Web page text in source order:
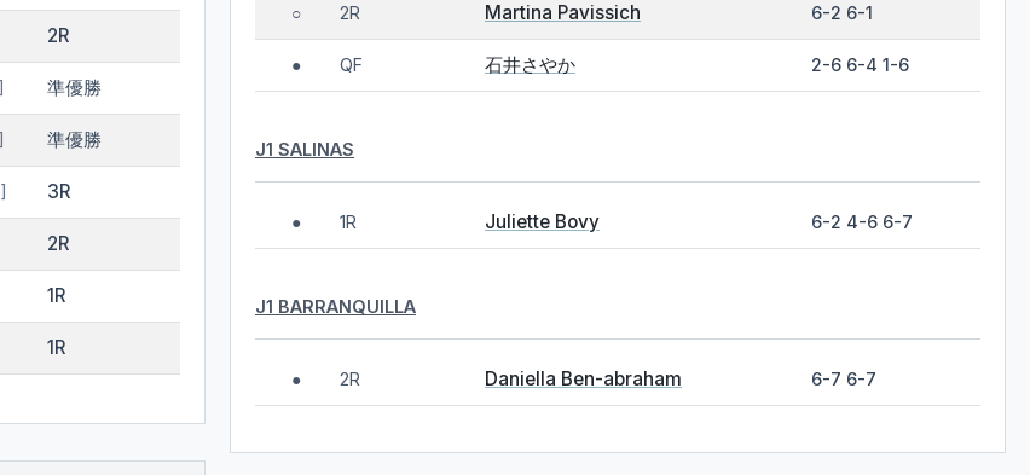
2R
準優勝
準優勝
3R
2R
1R
1R
○ 2R Martina Pavissich 6-2 6-1
● QF 石井さやか 2-6 6-4 1-6
J1 SALINAS
● 1R Juliette Bovy 6-2 4-6 6-7
J1 BARRANQUILLA
● 2R Daniella Ben-abraham 6-7 6-7